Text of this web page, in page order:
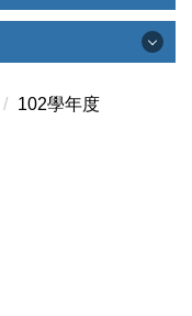
102學年度